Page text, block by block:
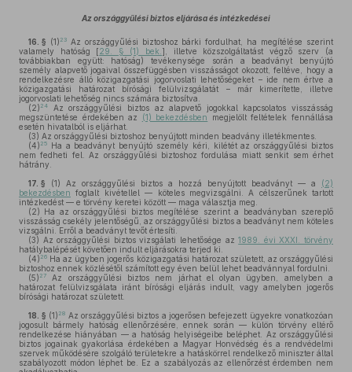
Az országgyűlési biztos eljárása és intézkedései
16. § (1) 23Az országgyűlési biztoshoz bárki fordulhat, ha megítélése szerint
valamely hatóság [29. § (1) bek. ], illetve közszolgáltatást végző szerv (a
továbbiakban együtt: hatóság) tevékenysége során a beadványt benyújtó
személy alapvető jogaival összefüggésben visszásságot okozott, feltéve, hogy a
rendelkezésre álló közigazgatási jogorvoslati lehetőségeket – ide nem értve a
közigazgatási határozat bírósági felülvizsgálatát – már kimerítette, illetve
jogorvoslati lehetőség nincs számára biztosítva.
(2) 24
Az országgyűlési biztos az alapvető jogokkal kapcsolatos visszásság
megszüntetése érdekében az
(1) bekezdésben
megjelölt feltételek fennállása
esetén hivatalból is eljárhat.
(3) Az országgyűlési biztoshoz benyújtott minden beadvány illetékmentes.
(4) 25
Ha a beadványt benyújtó személy kéri, kilétét az országgyűlési biztos
nem fedheti fel. Az országgyűlési biztoshoz fordulása miatt senkit sem érhet
hátrány.
17. § (1) Az országgyűlési biztos a hozzá benyújtott beadványt — a (2)
bekezdésben foglalt kivétellel — köteles megvizsgálni. A célszerűnek tartott
intézkedést — e törvény keretei között — maga választja meg.
(2) Ha az országgyűlési biztos megítélése szerint a beadványban szereplő
visszásság csekély jelentőségű, az országgyűlési biztos a beadványt nem köteles
vizsgálni. Erről a beadványt tevőt értesíti.
(3) Az országgyűlési biztos vizsgálati lehetősége az1989. évi XXXI. törvény
hatálybalépését követően indult eljárásokra terjed ki.
(4) 26 Ha az ügyben jogerős közigazgatási határozat született, az országgyűlési
biztoshoz ennek közlésétől számított egy éven belül lehet beadvánnyal fordulni.
(5) 27
Az országgyűlési biztos nem járhat el olyan ügyben, amelyben a
határozat felülvizsgálata iránt bírósági eljárás indult, vagy amelyben jogerős
bírósági határozat született.
18. § (1) 28 Az országgyűlési biztos a jogerősen befejezett ügyekre vonatkozóan
jogosult bármely hatóság ellenőrzésére, ennek során — külön törvény eltérő
rendelkezése hiányában — a hatóság helyiségeibe beléphet. Az országgyűlési
biztos jogainak gyakorlása érdekében a Magyar Honvédség és a rendvédelmi
szervek működésére szolgáló területekre a hatáskörrel rendelkező miniszter által
szabályozott módon léphet be. Ez a szabályozás az ellenőrzést érdemben nem